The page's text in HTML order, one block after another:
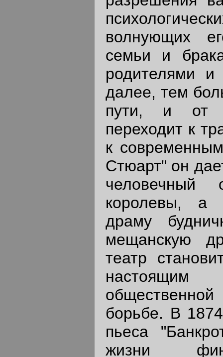
волнующих
семьи и
родителями
далее, тем
пути, и от
переходит к
к
Стюарт" он
человечный
королевы, а
драму
мещанскую
театр
борьбе. В
пьеса
жизни